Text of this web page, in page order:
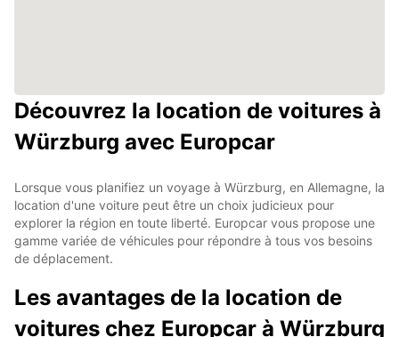
Découvrez la location de voitures à
Würzburg avec Europcar
Lorsque vous planifiez un voyage à Würzburg, en Allemagne, la
location d'une voiture peut être un choix judicieux pour
explorer la région en toute liberté. Europcar vous propose une
gamme variée de véhicules pour répondre à tous vos besoins
de déplacement.
Les avantages de la location de
voitures chez Europcar à Würzburg